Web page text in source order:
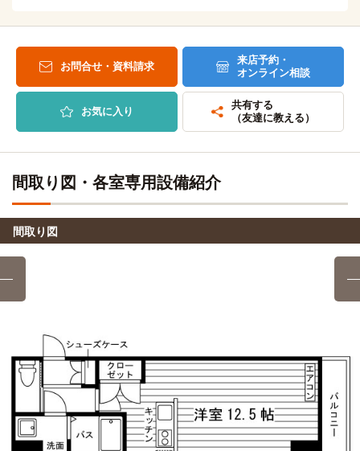
福岡歯科大学(大学院)
23分
「櫛田神社前」→（地下鉄七隈線23分）→「賀茂」
23分
福岡医療短期大学
筑紫女学園大学
九州情報大学(太宰府キャンパス)
39分
『博多』→（福岡市営七隈線7分）→『薬院』→（西鉄天神大
牟田線14分）→『二日市』→（西鉄太宰府線6分）→『太宰
府』
日本経済大学(福岡キャンパス) 電車
(約1.6km)
自転車
7分
(約1.6km)
自転車
(約1.8km)
代々木アニメーション学院(福岡校)
11分
福岡医健・スポーツ専門学校 11分
専門学校西鉄国際ビジネスカレッジ
自転車
8分
(約1.8km)
福岡県私設病院協会看護学校
自転車
8分
(約1.8km)
お問合せ・資料請求
来店予約・
オンライン相談
お気に入り
共有する
（友達に教える）
間取り図・各室専用設備紹介
間取り図